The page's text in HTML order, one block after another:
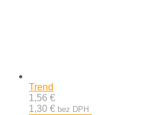
Trend
1,56 €
1,30 € bez DPH